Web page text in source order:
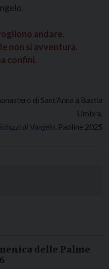
andare.
non si avventura.
confini.
di Sant’Anna a Bastia
Umbra,
di Vangelo , Paoline 2025
delle Palme